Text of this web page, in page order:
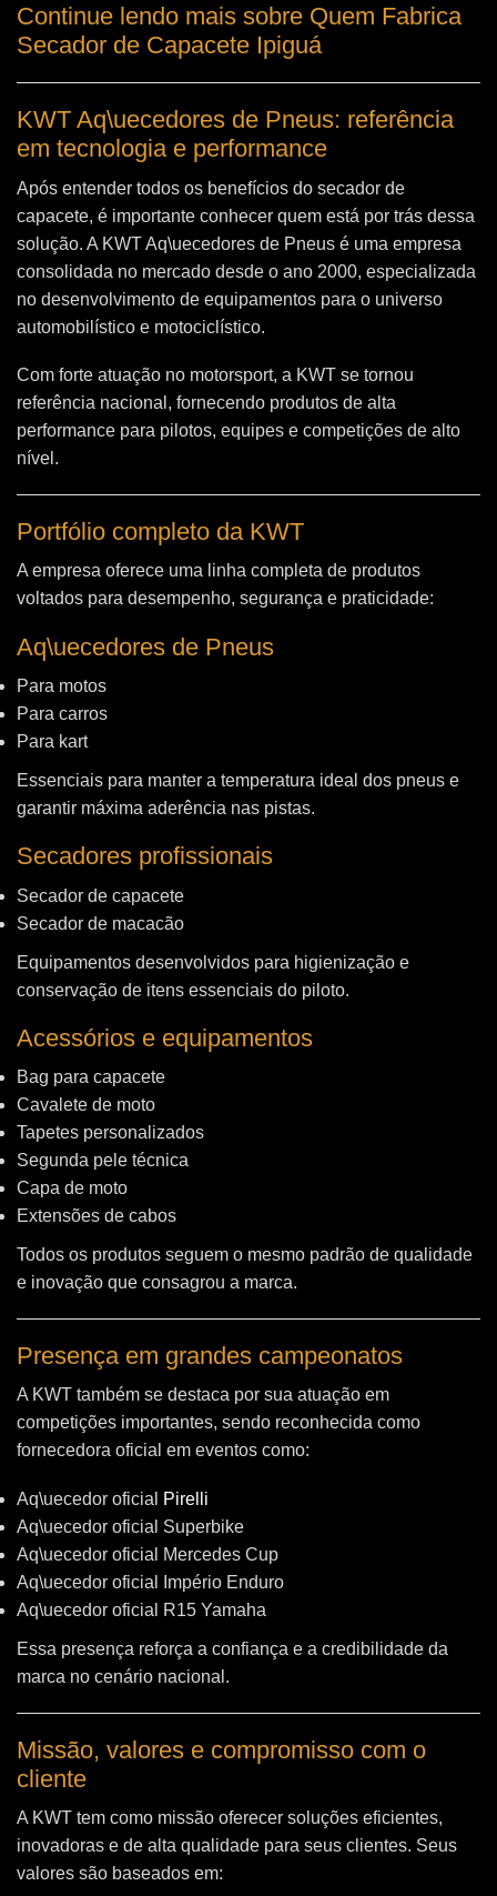
Continue lendo mais sobre Quem Fabrica
Secador de Capacete Ipiguá
KWT Aq\uecedores de Pneus: referência
em tecnologia e performance
Após entender todos os benefícios do secador de
capacete, é importante conhecer quem está por trás dessa
solução. A KWT Aq\uecedores de Pneus é uma empresa
consolidada no mercado desde o ano 2000, especializada
no desenvolvimento de equipamentos para o universo
automobilístico e motociclístico.
Com forte atuação no motorsport, a KWT se tornou
referência nacional, fornecendo produtos de alta
performance para pilotos, equipes e competições de alto
nível.
Portfólio completo da KWT
A empresa oferece uma linha completa de produtos
voltados para desempenho, segurança e praticidade:
Aq\uecedores de Pneus
Para motos
Para carros
Para kart
Essenciais para manter a temperatura ideal dos pneus e
garantir máxima aderência nas pistas.
Secadores profissionais
Secador de capacete
Secador de macacão
Equipamentos desenvolvidos para higienização e
conservação de itens essenciais do piloto.
Acessórios e equipamentos
Bag para capacete
Cavalete de moto
Tapetes personalizados
Segunda pele técnica
Capa de moto
Extensões de cabos
Todos os produtos seguem o mesmo padrão de qualidade
e inovação que consagrou a marca.
Presença em grandes campeonatos
A KWT também se destaca por sua atuação em
competições importantes, sendo reconhecida como
fornecedora oficial em eventos como:
Aq\uecedor oficial
Pirelli
Aq\uecedor oficial Superbike
Aq\uecedor oficial Mercedes Cup
Aq\uecedor oficial Império Enduro
Aq\uecedor oficial R15 Yamaha
Essa presença reforça a confiança e a credibilidade da
marca no cenário nacional.
Missão, valores e compromisso com o
cliente
A KWT tem como missão oferecer soluções eficientes,
inovadoras e de alta qualidade para seus clientes. Seus
valores são baseados em: